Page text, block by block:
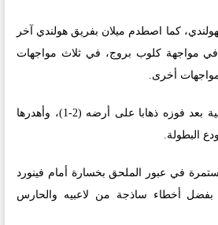
كما اصطدم ميلان بفريق هولندي آخر
في مواجهة كلوب بروج، في ثلاث مواجهات
أخرى.
يوفنتوس حصل على أفضلية بعد فوزه ذهابا على أرضه (2-1)، وأهدرها
في عبور الملحق بخسارة أمام فينورد
بفضل أخطاء ساذجة من لاعبيه والحارس